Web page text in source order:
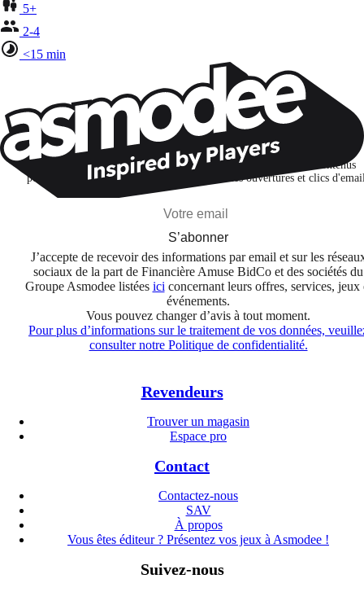
5+
2-4
<15 min
Restons connectés !
Je m'abonne pour découvrir des jeux, des nouveautés et des contenus
personnalisés selon mes centres d'intérêt et mes ouvertures et clics
S’abonner
J’accepte de recevoir des informations par email et sur les
sociaux de la part de Financière Amuse BidCo et des sociétés du
Groupe Asmodee listées ici concernant leurs offres, services, jeux
événements.
Vous pouvez changer d’avis à tout moment.
Pour plus d’informations sur le traitement de vos données,
consulter notre Politique de confidentialité.
Revendeurs
Trouver un magasin
Espace pro
Contact
Contactez-nous
SAV
À propos
Vous êtes éditeur ? Présentez vos jeux à Asmodee !
Suivez-nous